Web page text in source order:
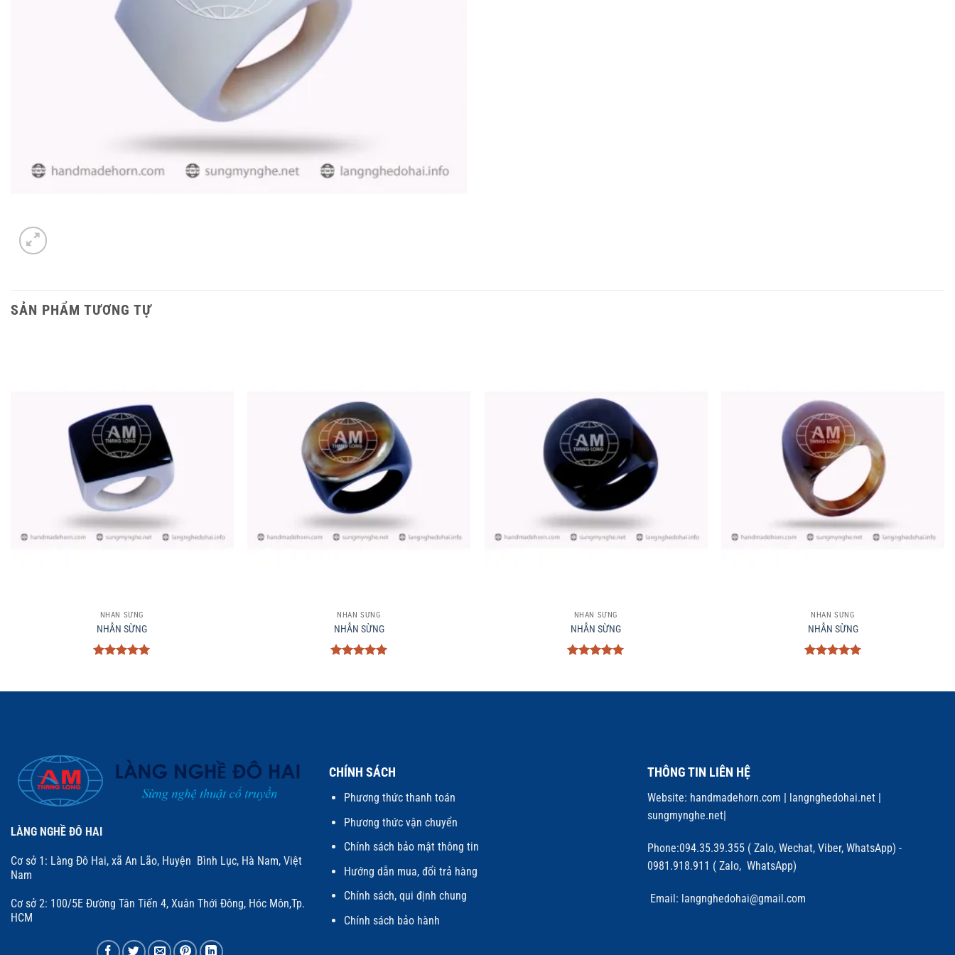
SẢN PHẨM TƯƠNG TỰ
NHẪN SỪNG
NHẪN SỪNG
sao
NHẪN SỪNG
NHẪN SỪNG
sao
NHẪN SỪNG
NHẪN SỪNG
sao
NHẪN SỪNG
NHẪN SỪNG
sao
LÀNG NGHỀ ĐÔ HAI
Cơ sở 1: Làng Đô Hai, xã An Lão, Huyện Bình Lục, Hà Nam, Việt
Nam
Cơ sở 2: 100/5E Đường Tân Tiến 4, Xuân Thới Đông, Hóc Môn,Tp.
HCM
CHÍNH SÁCH
Phương thức thanh toán
Phương thức vận chuyển
Chính sách bảo mật thông tin
Hướng dẫn mua, đổi trả hàng
Chính sách, qui định chung
Chính sách bảo hành
THÔNG TIN LIÊN HỆ
Website: handmadehorn.com | langnghedohai.net |
sungmynghe.net|
Phone:094.35.39.355 ( Zalo, Wechat, Viber, WhatsApp) -
0981.918.911 ( Zalo, WhatsApp)
Email: langnghedohai@gmail.com